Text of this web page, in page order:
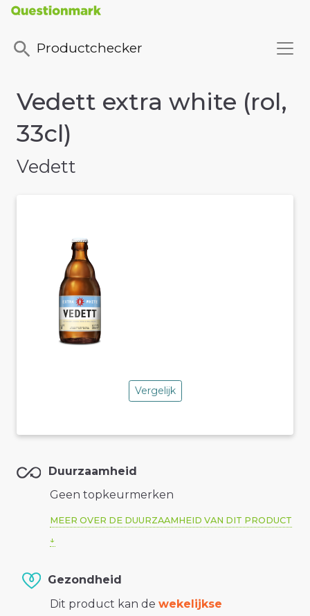
Productchecker
Vedett extra white (rol,
33cl)
Vedett
Vergelijk
Duurzaamheid
Geen topkeurmerken
MEER OVER DE DUURZAAMHEID VAN DIT PRODUCT
Gezondheid
Dit product kan de wekelijkse